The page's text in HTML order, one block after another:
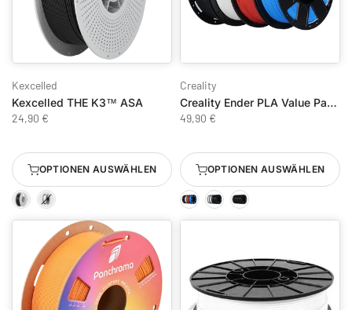
Kexcelled
Kexcelled THE K3™ ASA
24,90 €
OPTIONEN AUSWÄHLEN
Creality
Creality Ender PLA Value Pack – 4 Spulen
49,90 €
OPTIONEN AUSWÄHLEN